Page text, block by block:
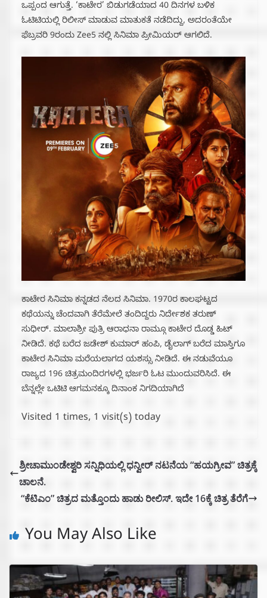
ಒಪ್ಪಂದ ಆಗುತ್ತೆ. ‘ಕಾಟೇರ’ ಬಿಡುಗಡೆಯಾದ 40 ದಿನಗಳ ಬಳಿಕ
ಓಟಿಟಿಯಲ್ಲಿ ರಿಲೀಸ್ ಮಾಡುವ ಮಾತುಕತೆ ನಡೆದಿದ್ದು, ಅದರಂತೆಯೇ
ಫೆಬ್ರವರಿ 9ರಂದು Zee5 ನಲ್ಲಿ ಸಿನಿಮಾ ಪ್ರೀಮಿಯರ್ ಆಗಲಿದೆ.
ಕಾಟೇರ ಸಿನಿಮಾ ಕನ್ನಡದ ನೆಲದ ಸಿನಿಮಾ. 1970ರ ಕಾಲಘಟ್ಟದ
ಕಥೆಯನ್ನು ಚೆಂದವಾಗಿ ತೆರೆಮೇಲೆ ತಂದಿದ್ದರು ನಿರ್ದೇಶಕ ತರುಣ್
ಸುಧೀರ್. ಮಾಲಾಶ್ರೀ ಪುತ್ರಿ ಆರಾಧನಾ ರಾಮ್ಗೂ ಕಾಟೇರ ದೊಡ್ಡ ಹಿಟ್
ನೀಡಿದೆ. ಕಥೆ ಬರೆದ ಜಡೇಶ್ ಕುಮಾರ್ ಹಂಪಿ, ಡೈಲಾಗ್ ಬರೆದ ಮಾಸ್ತಿಗೂ
ಕಾಟೇರ ಸಿನಿಮಾ ಮರೆಯಲಾಗದ ಯಶಸ್ಸು ನೀಡಿದೆ. ಈ ನಡುವೆಯೂ
ರಾಜ್ಯದ 196 ಚಿತ್ರಮಂದಿರಗಳಲ್ಲಿ ಭರ್ಜರಿ ಓಟ ಮುಂದುವರಿಸಿದೆ. ಈ
ಬೆನ್ನಲ್ಲೇ ಒಟಿಟಿ ಆಗಮನಕ್ಕೂ ದಿನಾಂಕ ನಿಗದಿಯಾಗಿದೆ
Visited 1 times, 1 visit(s) today
ಶ್ರೀಚಾಮುಂಡೇಶ್ವರಿ ಸನ್ನಿಧಿಯಲ್ಲಿ ಧನ್ವೀರ್ ನಟನೆಯ “ಹಯಗ್ರೀವ” ಚಿತ್ರಕ್ಕೆ
ಚಾಲನೆ.
“ಕೆಟಿಎಂ” ಚಿತ್ರದ ಮತ್ತೊಂದು ಹಾಡು ರೀಲಿಸ್. ಇದೇ 16ಕ್ಕೆ ಚಿತ್ರ ತೆರೆಗೆ
You May Also Like